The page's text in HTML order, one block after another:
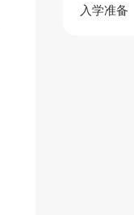
入学准备